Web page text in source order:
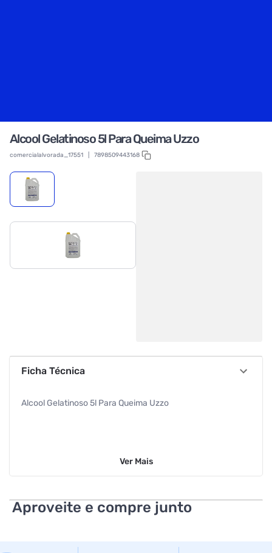
Alcool Gelatinoso 5l Para Queima Uzzo
comercialalvorada_17551 7898509443168
Ficha Técnica
Alcool Gelatinoso 5l Para Queima Uzzo
Ver Mais
Aproveite e compre junto